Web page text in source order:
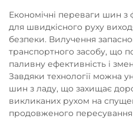
Економічні переваги шин з
для швидкісного руху
безпеки. Вилучення
транспортного засобу, що
паливну ефективність і
Завдяки технології можна
шин з ладу, що захищає
викликаних рухом на
продовженого